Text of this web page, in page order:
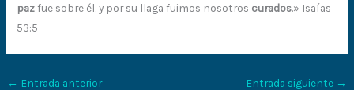
pazfue sobre él, y por su llaga fuimos nosotros curados.» Isaías
53:5
← Entrada anterior Entrada siguiente →